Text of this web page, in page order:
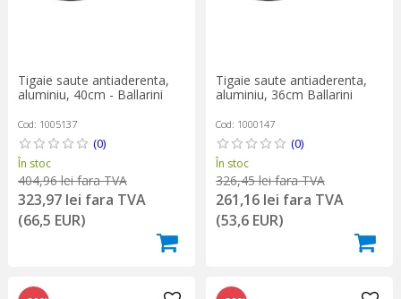
Tigaie saute antiaderenta,
aluminiu, 40cm - Ballarini
Cod: 1005137
(0)
În stoc
404,96 lei fara TVA
323,97 lei fara TVA
(66,5 EUR)
Tigaie saute antiaderenta,
aluminiu, 36cm Ballarini
Cod: 1000147
(0)
În stoc
326,45 lei fara TVA
261,16 lei fara TVA
(53,6 EUR)